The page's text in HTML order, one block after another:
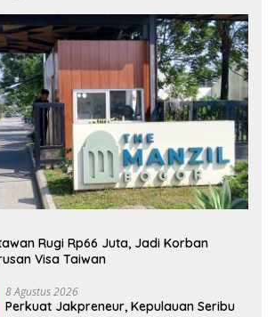
Rugi Rp66 Juta, Jadi Korban
Visa Taiwan
8 Agustus 2026
Perkuat Jakpreneur, Kepulauan Seribu